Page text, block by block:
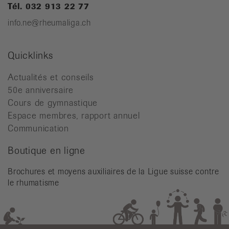
Tél. 032 913 22 77
info.ne@rheumaliga.ch
Quicklinks
Actualités et conseils
50e anniversaire
Cours de gymnastique
Espace membres, rapport annuel
Communication
Boutique en ligne
Brochures et moyens auxiliaires de la Ligue suisse contre
le rhumatisme